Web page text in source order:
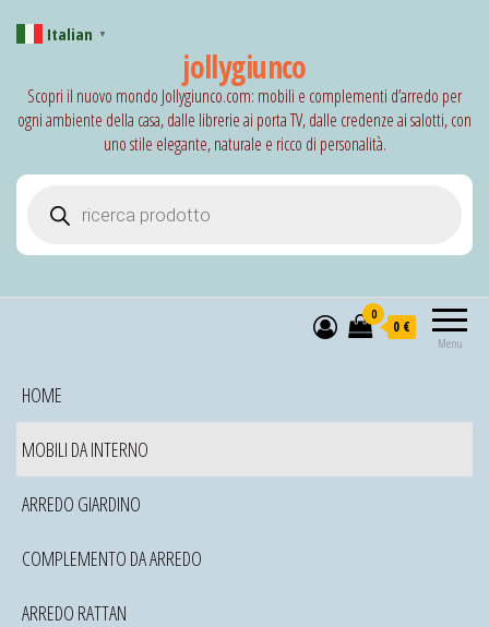
jollygiunco
Scopri il nuovo mondo Jollygiunco.com: mobili e complementi d’arredo per
ogni ambiente della casa, dalle librerie ai porta TV, dalle credenze ai salotti, con
uno stile elegante, naturale e ricco di personalità.
Menu
0
0 €
HOME
MOBILI DA INTERNO
ARREDO GIARDINO
COMPLEMENTO DA ARREDO
ARREDO RATTAN
Italian ▼